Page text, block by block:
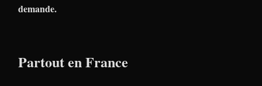
demande.
Partout en France